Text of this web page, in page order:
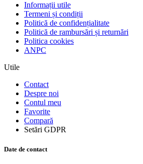
Informații utile
Termeni și condiții
Politică de confidențialitate
Politică de rambursări și returnări
Politica cookies
ANPC
Utile
Contact
Despre noi
Contul meu
Favorite
Compară
Setări GDPR
Date de contact